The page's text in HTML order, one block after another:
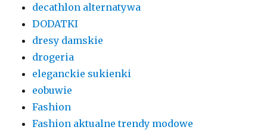
decathlon alternatywa
DODATKI
dresy damskie
drogeria
eleganckie sukienki
eobuwie
Fashion
Fashion aktualne trendy modowe